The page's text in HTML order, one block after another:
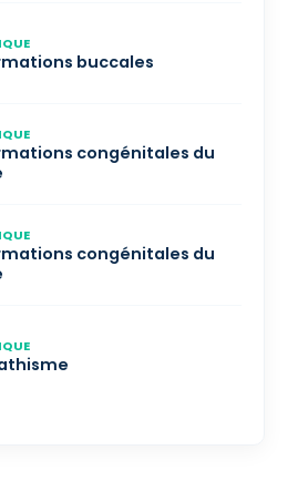
buccales
congénitales du
congénitales du